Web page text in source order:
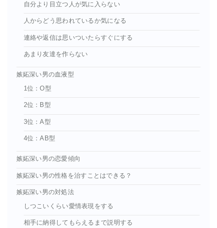
自分より目立つ人が気に入らない
人からどう思われているか気になる
連絡や返信は思いついたらすぐにする
あまり友達を作らない
嫉妬深い男の血液型
1位：O型
2位：B型
3位：A型
4位：AB型
嫉妬深い男の恋愛傾向
嫉妬深い男の性格を治すことはできる？
嫉妬深い男の対処法
しつこいくらい愛情表現をする
相手に納得してもらえるまで説明する